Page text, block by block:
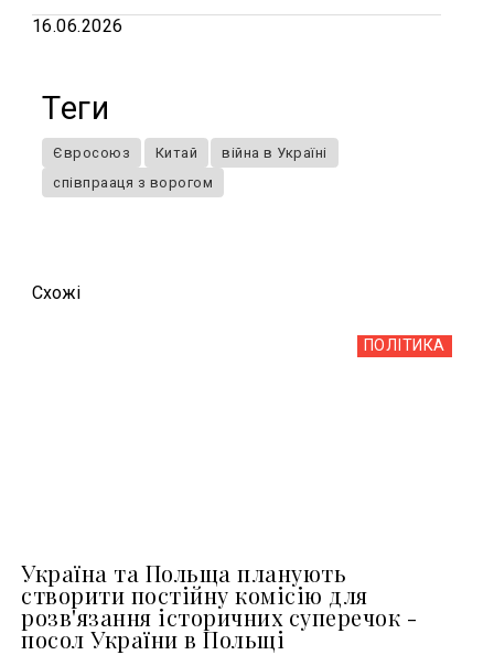
16.06.2026
Теги
Євросоюз Китай
війна в Україні
співпрааця з ворогом
Схожi
ПОЛІТИКА
Україна та Польща планують
створити постійну комісію для
розв'язання історичних суперечок -
посол України в Польщі